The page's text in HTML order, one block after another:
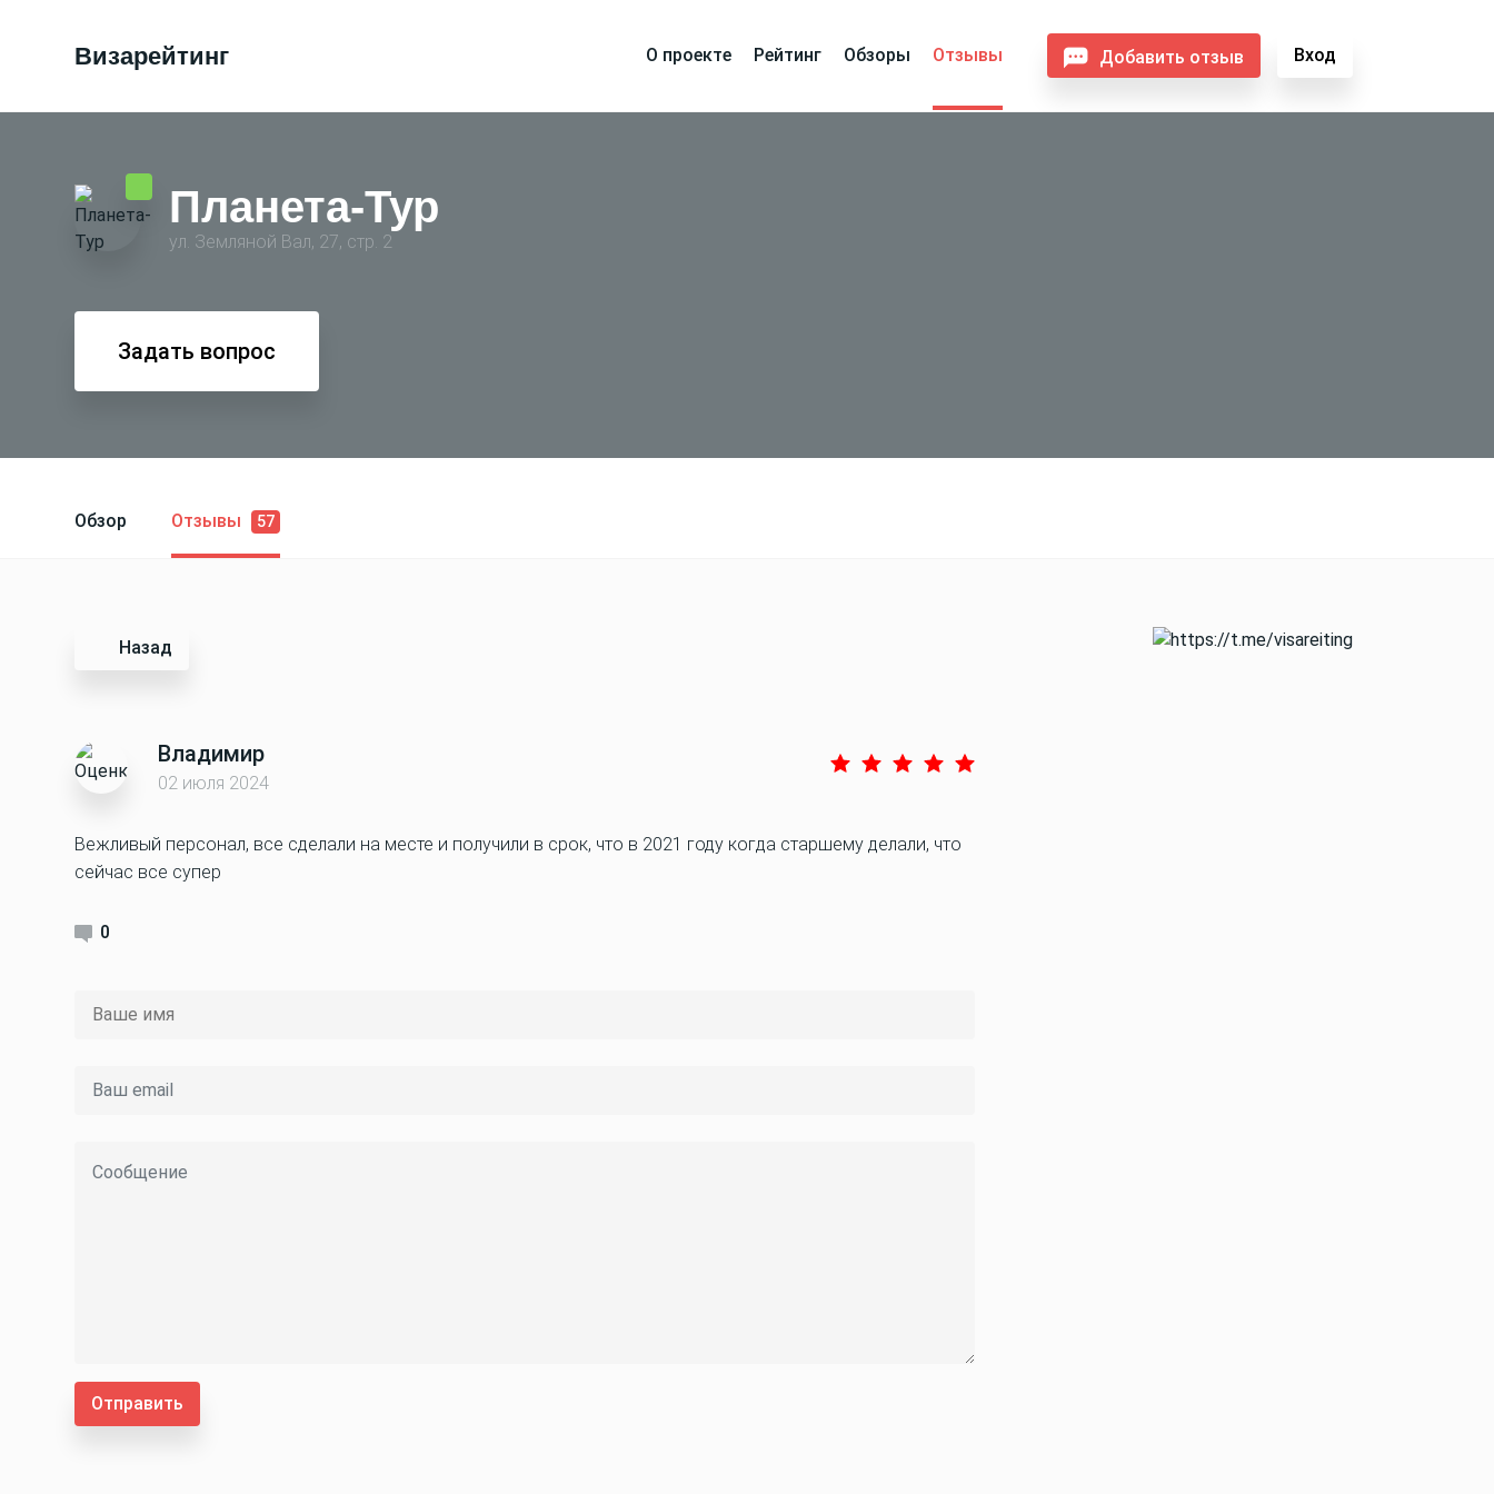
Визарейтинг О проекте Рейтинг Обзоры Отзывы Добавить отзыв Вход
Планета-Тур
ул. Земляной Вал, 27, стр. 2
Задать вопрос
Обзор Отзывы 57
Назад
Владимир
02 июля 2024
Вежливый персонал, все сделали на месте и получили в срок, что в 2021 году когда старшему делали, что
сейчас все супер
0
Отправить